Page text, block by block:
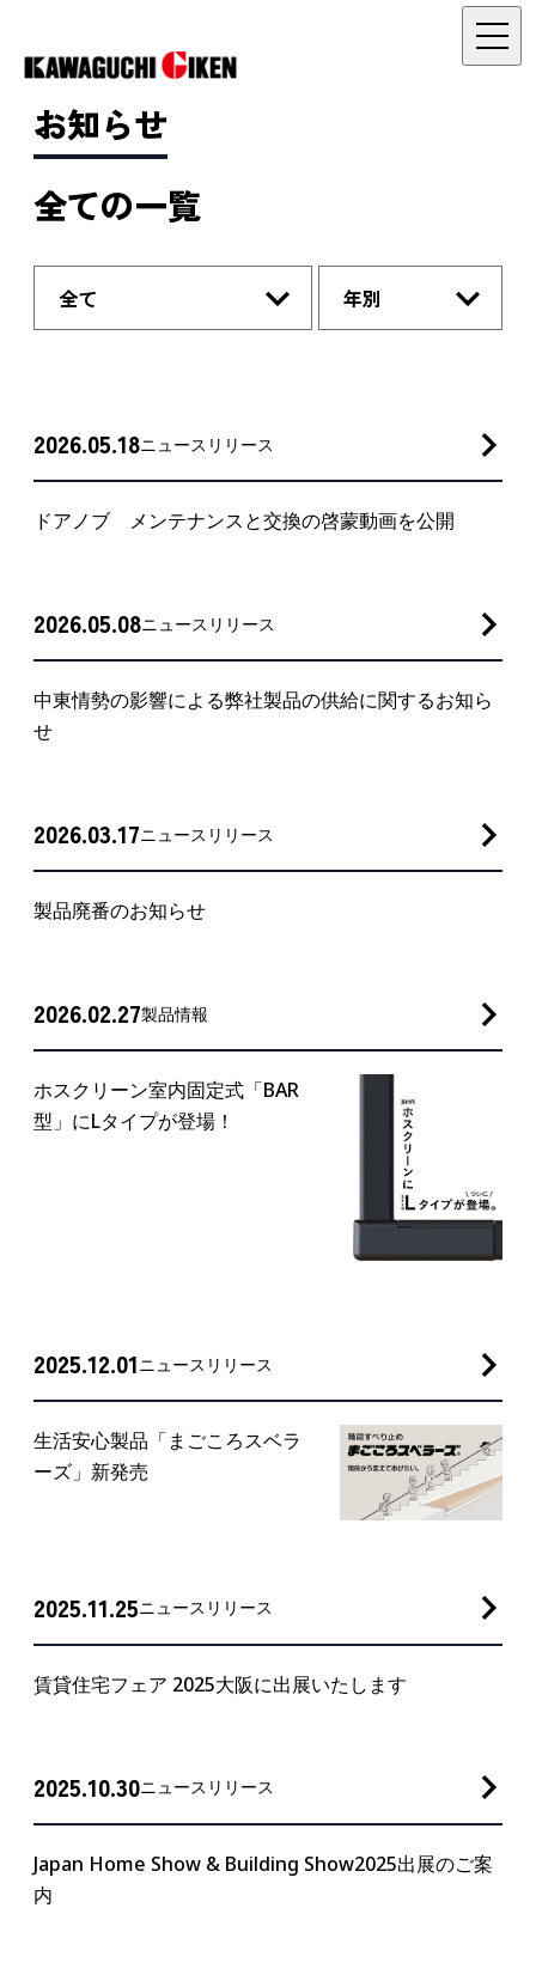
お知らせ
全ての一覧
全て 年別
2026.05.18ニュースリリース
ドアノブ メンテナンスと交換の啓蒙動画を公開
2026.05.08ニュースリリース
中東情勢の影響による弊社製品の供給に関するお知ら
せ
2026.03.17ニュースリリース
製品廃番のお知らせ
2026.02.27製品情報
ホスクリーン室内固定式「BAR
型」にLタイプが登場！
2025.12.01ニュースリリース
生活安心製品「まごころスベラ
ーズ」新発売
2025.11.25ニュースリリース
賃貸住宅フェア 2025大阪に出展いたします
2025.10.30ニュースリリース
Japan Home Show & Building Show2025出展のご案
内